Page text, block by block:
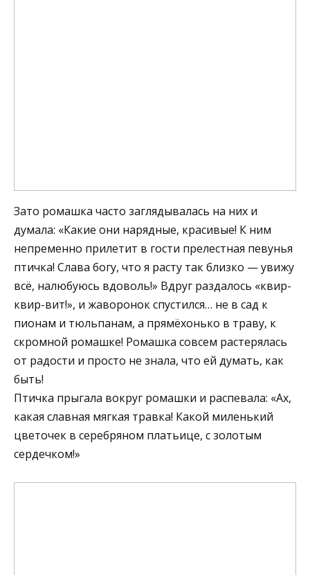
Зато ромашка часто заглядывалась на них и
думала: «Какие они нарядные, красивые! К ним
непременно прилетит в гости прелестная певунья
птичка! Слава богу, что я расту так близко — увижу
всё, налюбуюсь вдоволь!» Вдруг раздалось «квир-
квир-вит!», и жаворонок спустился… не в сад к
пионам и тюльпанам, а прямёхонько в траву, к
скромной ромашке! Ромашка совсем растерялась
от радости и просто не знала, что ей думать, как
быть!
Птичка прыгала вокруг ромашки и распевала: «Ах,
какая славная мягкая травка! Какой миленький
цветочек в серебряном платьице, с золотым
сердечком!»